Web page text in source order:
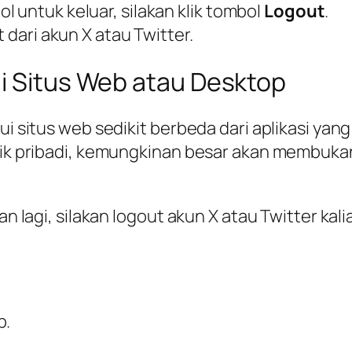
untuk keluar, silakan klik tombol Logout.
akun X atau Twitter.
Web atau Desktop
web sedikit berbeda dari aplikasi yang
pribadi, kemungkinan besar akan
lagi, silakan logout akun X atau Twitter